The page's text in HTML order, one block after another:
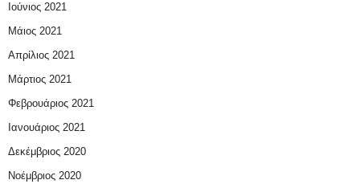
Ιούνιος 2021
Μάιος 2021
Απρίλιος 2021
Μάρτιος 2021
Φεβρουάριος 2021
Ιανουάριος 2021
Δεκέμβριος 2020
Νοέμβριος 2020